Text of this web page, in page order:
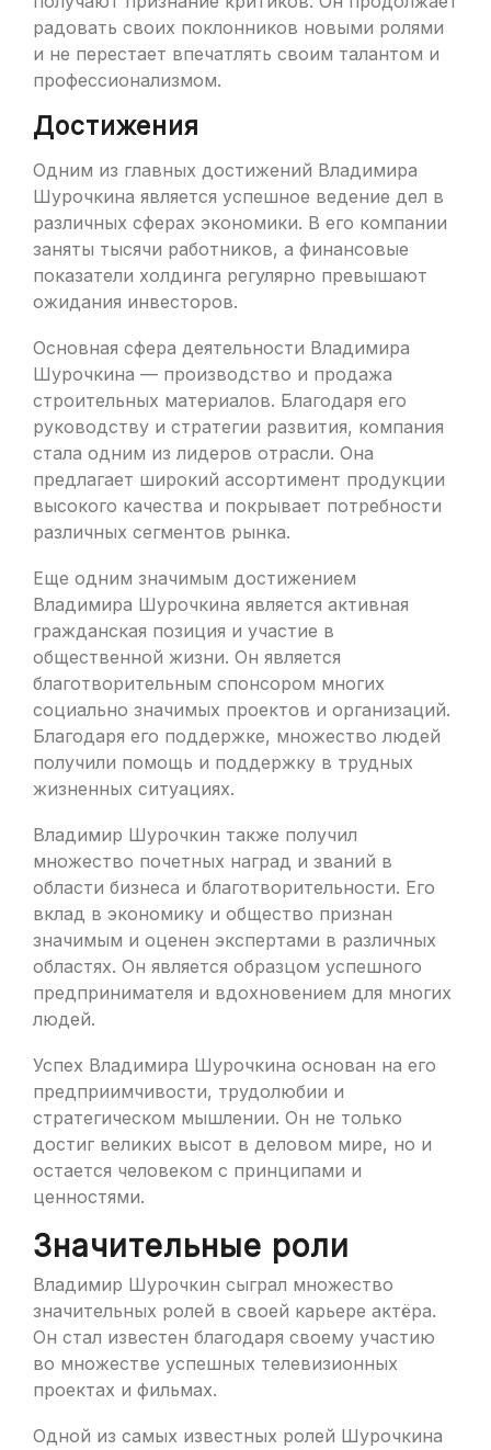
радовать своих поклонников новыми ролями
и не перестает впечатлять своим талантом и
профессионализмом.
Достижения
Одним из главных достижений Владимира
Шурочкина является успешное ведение дел в
различных сферах экономики. В его компании
заняты тысячи работников, а финансовые
показатели холдинга регулярно превышают
ожидания инвесторов.
Основная сфера деятельности Владимира
Шурочкина — производство и продажа
строительных материалов. Благодаря его
руководству и стратегии развития, компания
стала одним из лидеров отрасли. Она
предлагает широкий ассортимент продукции
высокого качества и покрывает потребности
различных сегментов рынка.
Еще одним значимым достижением
Владимира Шурочкина является активная
гражданская позиция и участие в
общественной жизни. Он является
благотворительным спонсором многих
социально значимых проектов и организаций.
Благодаря его поддержке, множество людей
получили помощь и поддержку в трудных
жизненных ситуациях.
Владимир Шурочкин также получил
множество почетных наград и званий в
области бизнеса и благотворительности. Его
вклад в экономику и общество признан
значимым и оценен экспертами в различных
областях. Он является образцом успешного
предпринимателя и вдохновением для многих
людей.
Успех Владимира Шурочкина основан на его
предприимчивости, трудолюбии и
стратегическом мышлении. Он не только
достиг великих высот в деловом мире, но и
остается человеком с принципами и
ценностями.
Значительные роли
Владимир Шурочкин сыграл множество
значительных ролей в своей карьере актёра.
Он стал известен благодаря своему участию
во множестве успешных телевизионных
проектах и фильмах.
Одной из самых известных ролей Шурочкина